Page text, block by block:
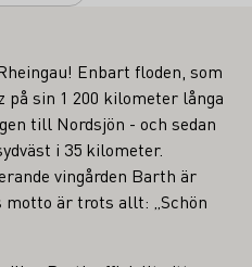
Enbart floden, som
sin 1 200 kilometer långa
till Nordsjön - och sedan
i 35 kilometer.
vingården Barth är
motto är trots allt: „Schön